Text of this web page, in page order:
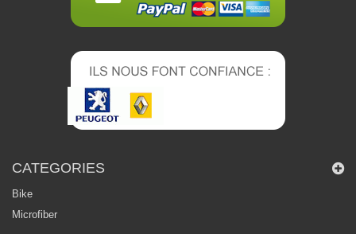
CATEGORIES
Bike
Microfiber